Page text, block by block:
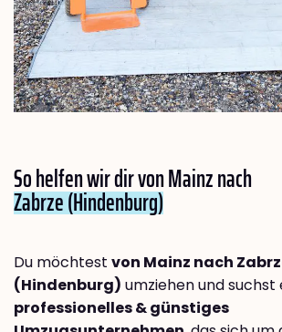
So helfen wir dir von Mainz nach
Zabrze (Hindenburg)
Du möchtest von Mainz nach
(Hindenburg) umziehen und suchst
professionelles & günstiges